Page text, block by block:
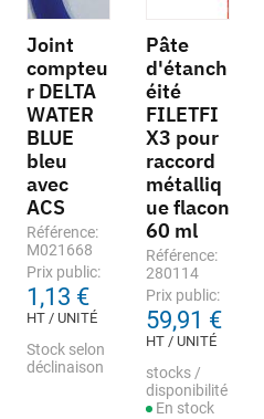
Joint
compteu
r DELTA
WATER
BLUE
bleu
avec
ACS
Référence:
M021668
Prix public:
1,13 €
HT / UNITÉ
Stock selon
déclinaison
Pâte
d'étanch
éité
FILETFI
X3 pour
raccord
métalliq
ue flacon
60 ml
Référence:
280114
Prix public:
59,91 €
HT / UNITÉ
stocks /
disponibilité
En stock